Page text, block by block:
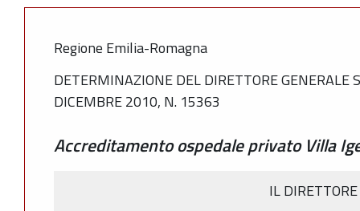
Regione Emilia-Romagna
DETERMINAZIONE DEL DIRETTORE GENERALE
DICEMBRE 2010, N. 15363
Accreditamento ospedale privato Villa
IL DIRETTORE